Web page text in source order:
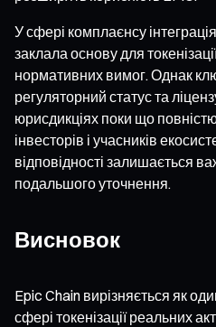
У сфері комплаєнсу
заклала основу для
нормативних вимог. Однак
регуляторний статус та
юрисдикціях поки що
інвесторів і учасників
відповідності залишається
подальшого уточнення.
Висновок
Epic Chain вирізняється як
сфері токенізації реальних